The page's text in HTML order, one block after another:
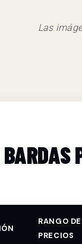
Las
RANGO DE
PRECIOS